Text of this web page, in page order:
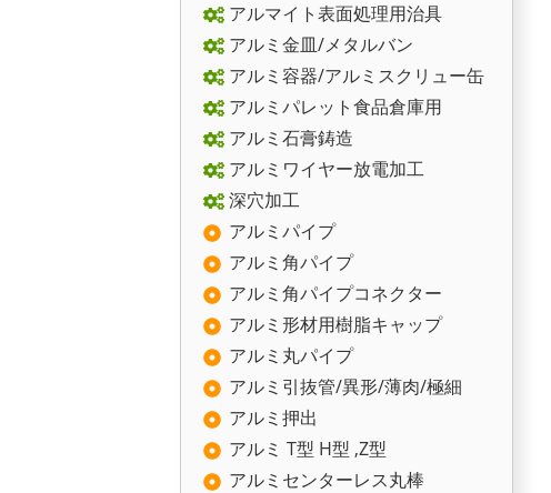
アルマイト表面処理用治具
アルミ金皿/メタルバン
アルミ容器/アルミスクリュー缶
アルミパレット食品倉庫用
アルミ石膏鋳造
アルミワイヤー放電加工
深穴加工
アルミパイプ
アルミ角パイプ
アルミ角パイプコネクター
アルミ形材用樹脂キャップ
アルミ丸パイプ
アルミ引抜管/異形/薄肉/極細
アルミ押出
アルミ T型 H型 ,Z型
アルミセンターレス丸棒